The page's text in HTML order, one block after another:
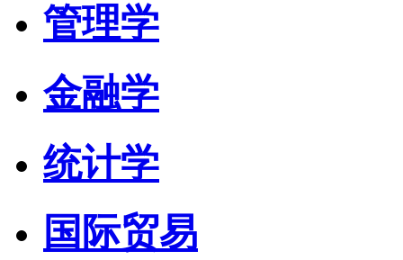
管理学
金融学
统计学
国际贸易